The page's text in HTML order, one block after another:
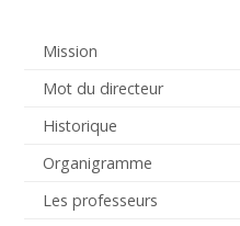
Mission
Mot du directeur
Historique
Organigramme
Les professeurs